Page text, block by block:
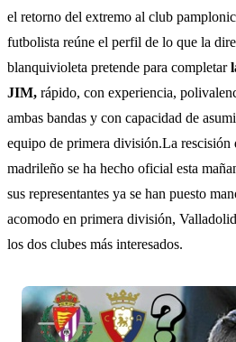
el retorno del extremo al club
futbolista reúne el perfil de lo que la
blanquivioleta pretende para completar
JIM, rápido, con experiencia,
ambas bandas y con capacidad de
equipo de primera división.La rescisión
madrileño se ha hecho oficial esta
sus representantes ya se han puesto
acomodo en primera división,
los dos clubes más interesados.